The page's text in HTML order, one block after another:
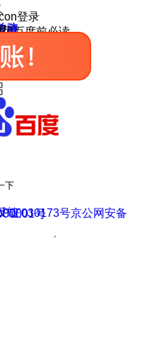
登录
注
藏
心
馈百度前必读
下
馈
证030173号
号